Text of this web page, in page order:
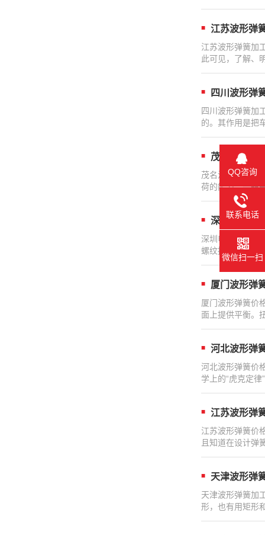
江苏波形弹
江苏波形弹簧加
此可见，了解、
四川波形弹
四川波形弹簧加
的。其作用是把
茂名波形弹
茂名波形弹簧价
荷的能力。一般
深圳电子波
深圳电子波形扁
螺纹接头之间的
厦门波形弹
厦门波形弹簧价
面上提供平衡。
河北波形弹
河北波形弹簧价
学上的“虎克定律
江苏波形弹
江苏波形弹簧价
且知道在设计弹
天津波形弹
天津波形弹簧加
形，也有用矩形
QQ咨询
联系电话
微信扫一扫